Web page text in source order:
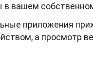
вашем
приложения
а просмотр